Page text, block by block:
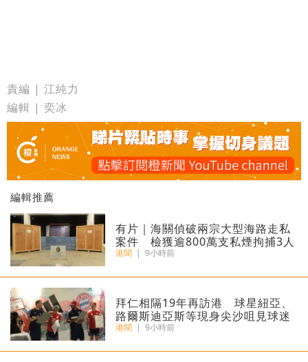
責編 | 江純力
編輯 | 奕冰
編輯推薦
有片｜海關偵破兩宗大型海路走私
案件 檢獲逾800萬支私煙拘捕3人
港聞 | 9小時前
拜仁相隔19年再訪港 球星紐亞、
路爾斯迪亞斯等現身尖沙咀見球迷
港聞 | 9小時前